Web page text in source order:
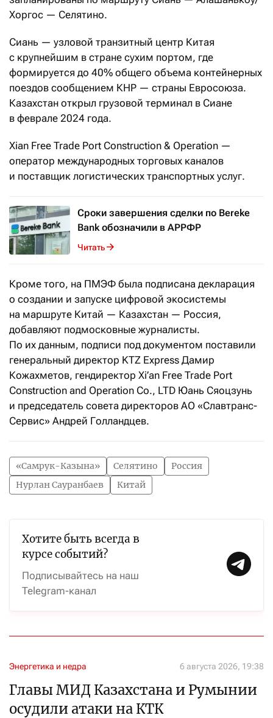
Хоргос — Селятино.
Сиань — узловой транзитный центр Китая
с крупнейшим в стране сухим портом, где
формируется до 40% общего объема контейнерных
поездов сообщением КНР — страны Евросоюза.
Казахстан открыл грузовой терминал в Сиане
в феврале 2024 года.
Xian Free Trade Port Construction & Operation —
оператор международных торговых каналов
и поставщик логистических транспортных услуг.
Сроки завершения сделки по Bereke
Bank обозначили в АРРФР
Читать
Кроме того, на ПМЭФ была подписана декларация
о создании и запуске цифровой экосистемы
на маршруте Китай — Казахстан — Россия,
добавляют подмосковные журналисты.
По их данным, подписи под документом поставили
генеральный директор KTZ Express Дамир
Кожахметов, гендиректор Xi’an Free Trade Port
Construction and Operation Co., LTD Юань Сяоцзунь
и председатель совета директоров АО «Славтранс-
Сервис» Андрей Голландцев.
«Самрук-Казына» Селятино
Россия
Нурлан Сауранбаев
Китай
Хотите быть всегда в
курсе событий?
Подписывайтесь на наш
Telegram-канал
Энергетика и недра 6 августа 2026, 19:38
Главы МИД Казахстана и Румынии
осудили атаки на КТК